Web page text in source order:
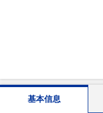
品在中国国内的计量机构检验
不合格的计量结果，如需外
使用的话，不推荐购买该产品
基本信息